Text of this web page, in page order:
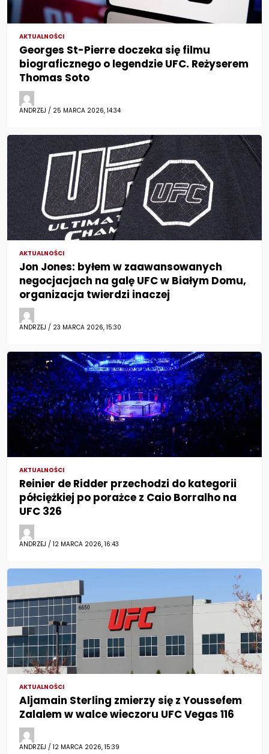
AKTUALNOŚCI
Georges St-Pierre doczeka się filmu
biograficznego o legendzie UFC. Reżyserem
Thomas Soto
ANDRZEJ / 25 MARCA 2026, 14:34
AKTUALNOŚCI
Jon Jones: byłem w zaawansowanych
negocjacjach na galę UFC w Białym Domu,
organizacja twierdzi inaczej
ANDRZEJ / 23 MARCA 2026, 15:30
AKTUALNOŚCI
Reinier de Ridder przechodzi do kategorii
półciężkiej po porażce z Caio Borralho na
UFC 326
ANDRZEJ / 12 MARCA 2026, 16:43
AKTUALNOŚCI
Aljamain Sterling zmierzy się z Youssefem
Zalalem w walce wieczoru UFC Vegas 116
ANDRZEJ / 12 MARCA 2026, 15:39